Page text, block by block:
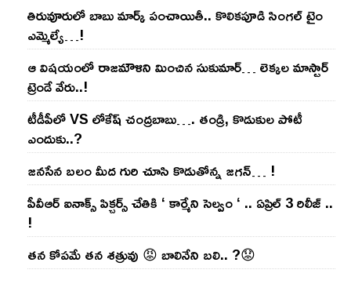
తిరువూరులో బాబు మార్క్ పంచాయితీ.. కొలిక‌పూడి సింగ‌ల్ టైం
ఎమ్మెల్యే…!
ఆ విష‌యంలో రాజ‌మౌళిని మించిన సుకుమార్‌… లెక్క‌ల మాస్టార్
ట్రెండే వేరు..!
టీడీపీలో VS లోకేష్ చంద్ర‌బాబు…. తండ్రి, కొడుకుల పోటీ
ఎందుకు..?
జ‌న‌సేన బ‌లం మీద గురి చూసి కొడుతోన్న జ‌గ‌న్‌… !
పీవీఆర్ ఐనాక్స్ పిక్చర్స్ చేతికి ‘ కార్మేని సెల్వం ‘ .. ఏప్రిల్ 3 రిలీజ్ ..
!
తన కోపమే తన శత్రువు 😡 బాలినేని బలి.. ?😟